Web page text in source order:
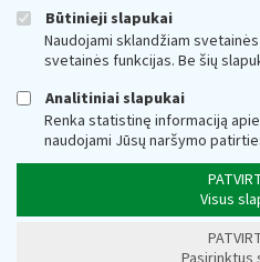
Būtinieji slapukai
Naudojami sklandžiam
svetainės funkcijas. Be šių
Analitiniai slapukai
Renka statistinę informaciją
naudojami Jūsų naršymo
Visus